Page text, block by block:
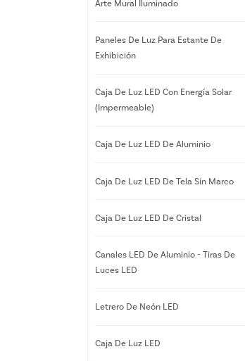
Arte Mural Iluminado
Paneles De Luz Para Estante De
Exhibición
Caja De Luz LED Con Energía Solar
(impermeable)
Caja De Luz LED De Aluminio
Caja De Luz LED De Tela Sin Marco
Caja De Luz LED De Cristal
Canales LED De Aluminio - Tiras De
Luces LED
Letrero De Neón LED
Caja De Luz LED